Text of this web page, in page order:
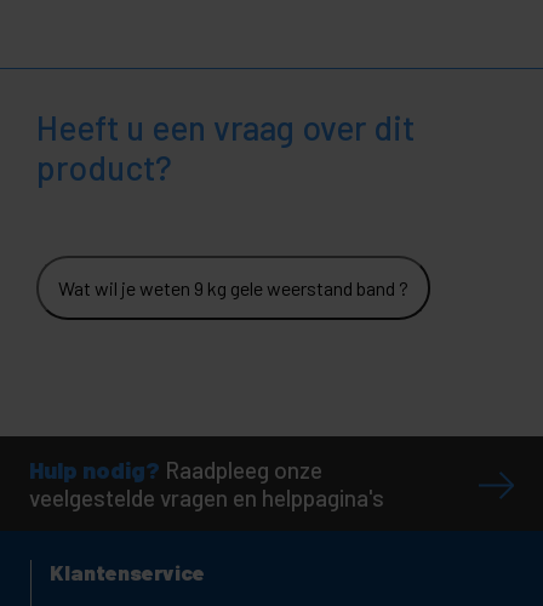
Heeft u een vraag over dit
product?
Wat wil je weten 9 kg gele weerstand band ?
Hulp nodig? Raadpleeg onze
veelgestelde vragen en helppagina's
Klantenservice